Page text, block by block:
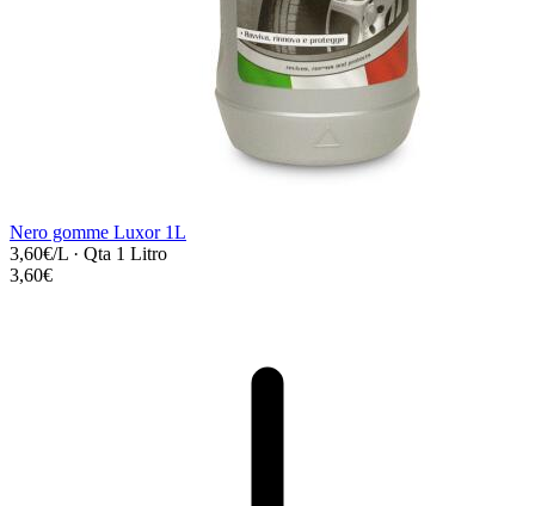
Nero gomme Luxor 1L
3,60€/L · Qta 1 Litro
3,60€